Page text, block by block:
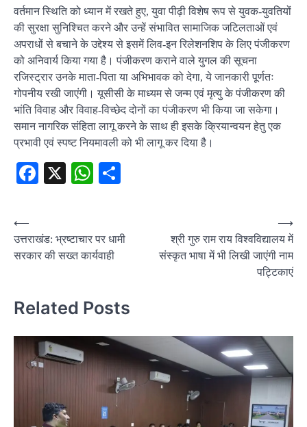
वर्तमान स्थिति को ध्यान में रखते हुए, युवा पीढ़ी विशेष रूप से युवक-युवतियों
की सुरक्षा सुनिश्चित करने और उन्हें संभावित सामाजिक जटिलताओं एवं
अपराधों से बचाने के उद्देश्य से इसमें लिव-इन रिलेशनशिप के लिए पंजीकरण
को अनिवार्य किया गया है। पंजीकरण कराने वाले युगल की सूचना
रजिस्ट्रार उनके माता-पिता या अभिभावक को देगा, ये जानकारी पूर्णतः
गोपनीय रखी जाएंगी। यूसीसी के माध्यम से जन्म एवं मृत्यु के पंजीकरण की
भांति विवाह और विवाह-विच्छेद दोनों का पंजीकरण भी किया जा सकेगा।
समान नागरिक संहिता लागू करने के साथ ही इसके क्रियान्वयन हेतु एक
प्रभावी एवं स्पष्ट नियमावली को भी लागू कर दिया है।
Facebook
X WhatsApp
Post
navigation
⟵
उत्तराखंड: भ्रष्टाचार पर धामी
सरकार की सख्त कार्यवाही
श्री गुरु राम राय विश्वविद्यालय में
संस्कृत भाषा में भी लिखी जाएंगी नाम
पट्टिकाएं
⟶
Related Posts